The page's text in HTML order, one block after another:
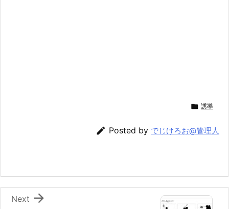
 誘導
 Posted by でじけろお@管理人

Next